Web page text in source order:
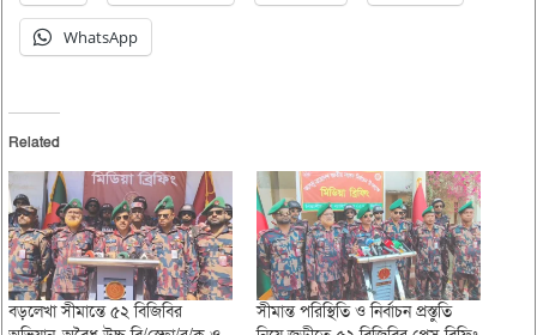
WhatsApp
Related
বড়লেখা সীমান্তে ৫২ বিজিবির
সীমান্ত পরিস্থিতি ও নির্বাচন প্রস্তুতি